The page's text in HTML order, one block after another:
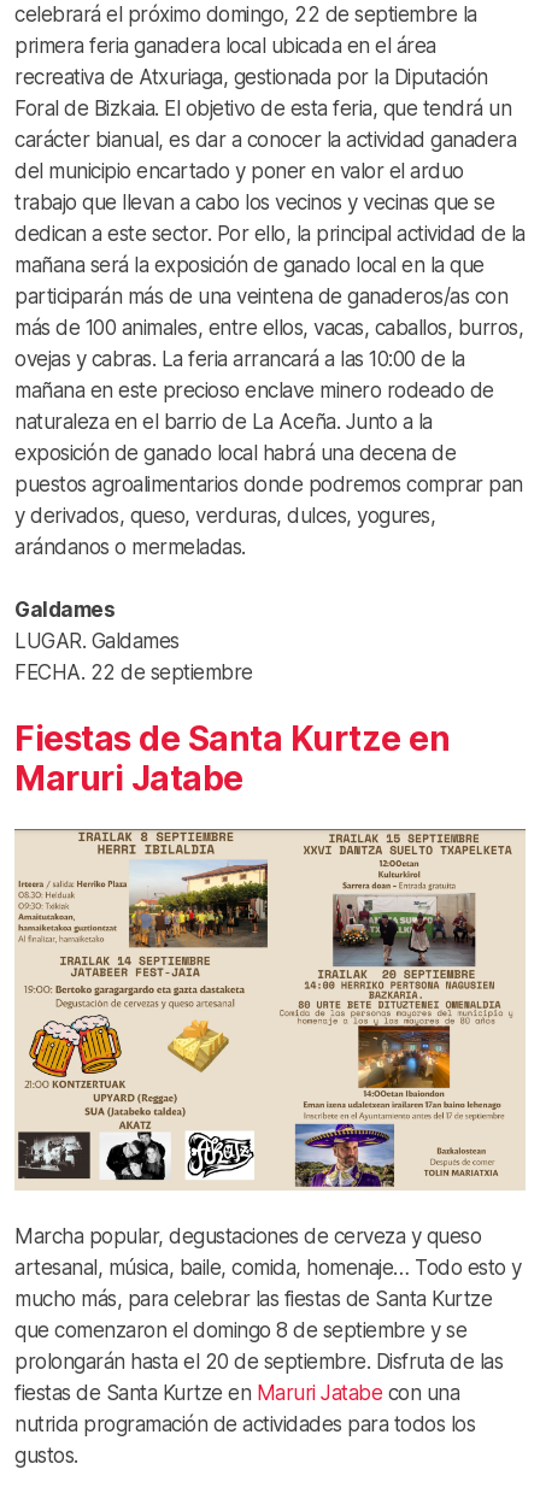
celebrará el próximo domingo, 22 de septiembre la
primera feria ganadera local ubicada en el área
recreativa de Atxuriaga, gestionada por la Diputación
Foral de Bizkaia. El objetivo de esta feria, que tendrá un
carácter bianual, es dar a conocer la actividad ganadera
del municipio encartado y poner en valor el arduo
trabajo que llevan a cabo los vecinos y vecinas que se
dedican a este sector. Por ello, la principal actividad de la
mañana será la exposición de ganado local en la que
participarán más de una veintena de ganaderos/as con
más de 100 animales, entre ellos, vacas, caballos, burros,
ovejas y cabras. La feria arrancará a las 10:00 de la
mañana en este precioso enclave minero rodeado de
naturaleza en el barrio de La Aceña. Junto a la
exposición de ganado local habrá una decena de
puestos agroalimentarios donde podremos comprar pan
y derivados, queso, verduras, dulces, yogures,
arándanos o mermeladas.
Galdames
LUGAR. Galdames
FECHA. 22 de septiembre
Fiestas de Santa Kurtze en
Maruri Jatabe
Marcha popular, degustaciones de cerveza y queso
artesanal, música, baile, comida, homenaje… Todo esto y
mucho más, para celebrar las fiestas de Santa Kurtze
que comenzaron el domingo 8 de septiembre y se
prolongarán hasta el 20 de septiembre. Disfruta de las
fiestas de Santa Kurtze en Maruri Jatabe con una
nutrida programación de actividades para todos los
gustos.